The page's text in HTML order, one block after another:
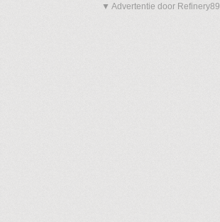
▼ Advertentie door Refinery89